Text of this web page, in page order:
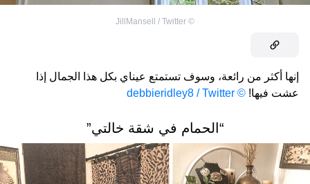
©
JillMansell / Twitter
إنها أكثر من رائعة، وسوف تستمتع عيناي بكل هذا الجمال إذا
عشت فيها! © debbieridley8 / Twitter
“الحمام في شقة خالتي”